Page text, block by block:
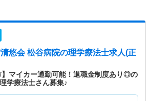
悠会 松谷病院の理学療法士求人(正
】マイカー通勤可能！退職金制度あり◎の
学療法士さん募集♪